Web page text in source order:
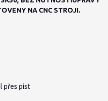
NA CNC STROJI.
přes píst